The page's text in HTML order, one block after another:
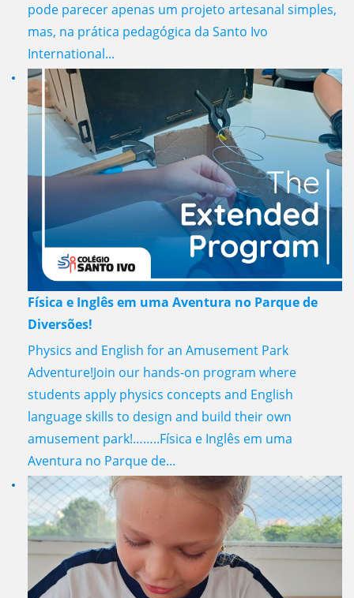
pode parecer apenas um projeto artesanal simples,
mas, na prática pedagógica da Santo Ivo
International...
Física e Inglês em uma Aventura no Parque de
Diversões!
Physics and English for an Amusement Park
Adventure!Join our hands-on program where
students apply physics concepts and English
language skills to design and build their own
amusement park!……..Física e Inglês em uma
Aventura no Parque de...